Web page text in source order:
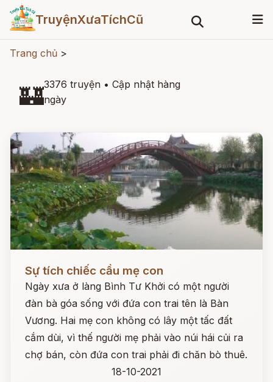
TruyệnXưaTíchCũ
Trang chủ >
🏰3376 truyện • Cập nhật hàng
ngày
Sự tích chiếc cầu mẹ con
Ngày xưa ở làng Bình Tư Khởi có một người
đàn bà góa sống với đứa con trai tên là Bàn
Vương. Hai mẹ con không có lây một tấc đất
cắm dùi, vì thế người mẹ phải vào núi hái củi ra
chợ bán, còn đứa con trai phải đi chăn bò thuê.
18-10-2021